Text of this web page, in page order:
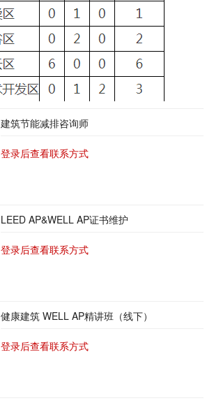
建筑节能减排咨询师
登录后查看联系方式
LEED AP&WELL AP证书维护
登录后查看联系方式
健康建筑 WELL AP精讲班（线下）
登录后查看联系方式